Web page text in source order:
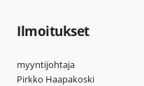
Ilmoitukset
myyntijohtaja
Pirkko Haapakoski